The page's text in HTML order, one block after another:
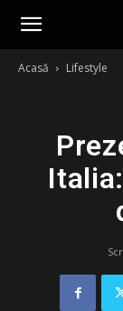
Acasă Lifestyle